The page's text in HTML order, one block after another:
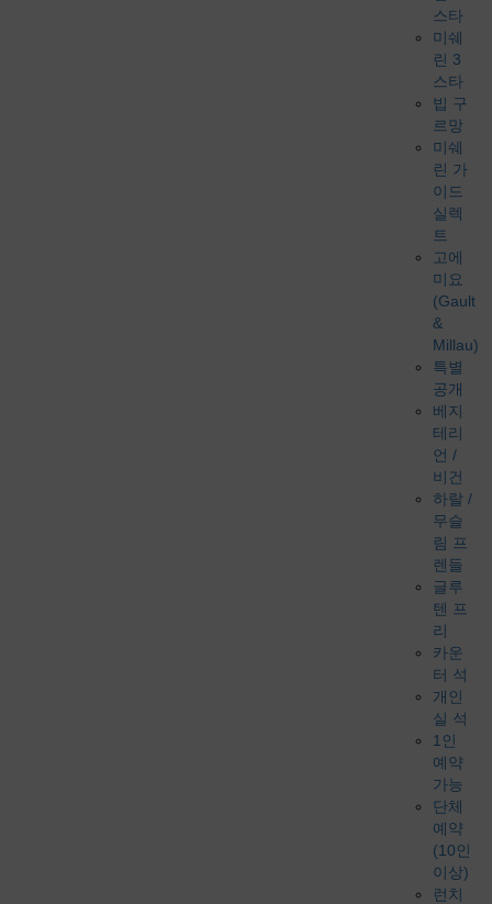
스타
미쉐
린 3
스타
빕 구
르망
미쉐
린 가
이드
실렉
트
고에
미요
(Gault
&
Millau)
특별
공개
베지
테리
언 /
비건
하랄 /
무슬
림 프
렌들
글루
텐 프
리
카운
터 석
개인
실 석
1인
예약
가능
단체
예약
(10인
이상)
런치